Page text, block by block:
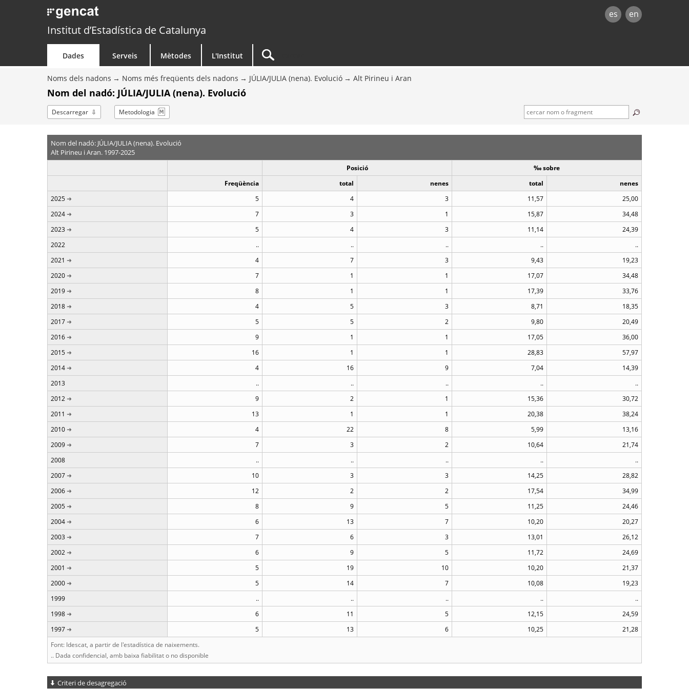
es en
Institut d’Estadística de Catalunya
Dades Serveis Mètodes L'Institut
Noms dels nadons Noms més freqüents dels nadons JÚLIA/JULIA (nena). Evolució Alt Pirineu i Aran
Nom del nadó: JÚLIA/JULIA (nena). Evolució
Descarregar Metodologia
Nom del nadó: JÚLIA/JULIA (nena). Evolució
Alt Pirineu i Aran. 1997-2025
Posició
‰ sobre
Freqüència
total nenes total
nenes
2025
5 4 3 11,57
25,00
2024
7 3 1 15,87
34,48
2023
5 4 3 11,14
24,39
2022
.. .. .. ..
..
2021
4 7 3 9,43
19,23
2020
7 1 1 17,07
34,48
2019
8 1 1 17,39
33,76
2018
4 5 3 8,71
18,35
2017
5 5 2 9,80
20,49
2016
9 1 1 17,05
36,00
2015
16 1 1 28,83
57,97
2014
4 16 9 7,04
14,39
2013
.. .. .. ..
..
2012
9 2 1 15,36
30,72
2011
13 1 1 20,38
38,24
2010
4 22 8 5,99
13,16
2009
7 3 2 10,64
21,74
2008
.. .. .. ..
..
2007
10 3 3 14,25
28,82
2006
12 2 2 17,54
34,99
2005
8 9 5 11,25
24,46
2004
6 13 7 10,20
20,27
2003
7 6 3 13,01
26,12
2002
6 9 5 11,72
24,69
2001
5 19 10 10,20
21,37
2000
5 14 7 10,08
19,23
1999
.. .. .. ..
..
1998
6 11 5 12,15
24,59
1997
5 13 6 10,25
21,28
Font: Idescat, a partir de l'estadística de naixements.
.. Dada confidencial, amb baixa fiabilitat o no disponible
Criteri de desagregació